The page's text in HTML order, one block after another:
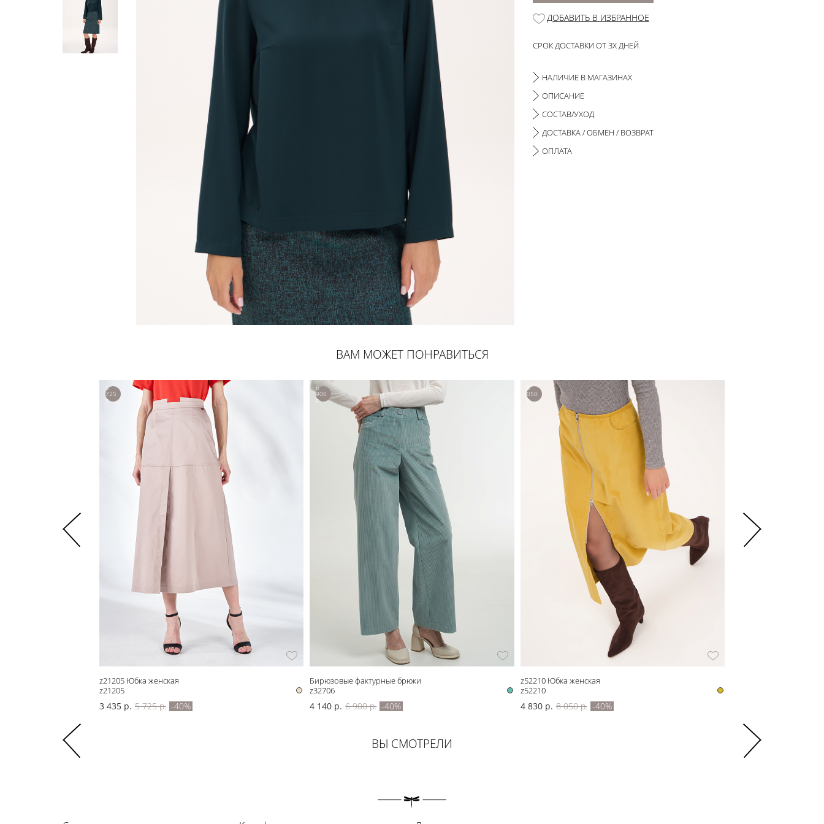
ДОБАВИТЬ В ИЗБРАННОЕ
СРОК ДОСТАВКИ ОТ 3Х ДНЕЙ
НАЛИЧИЕ В МАГАЗИНАХ
ОПИСАНИЕ
СОСТАВ/УХОД
ДОСТАВКА / ОБМЕН / ВОЗВРАТ
ОПЛАТА
ВАМ МОЖЕТ ПОНРАВИТЬСЯ
5
725
р.
z21205 Юбка женская
z21205
3 435 р. 5 725 р. -40%
6
900
р.
Бирюзовые фактурные брюки
z32706
4 140 р. 6 900 р. -40%
8
050
р.
z52210 Юбка женская
z52210
4 830 р. 8 050 р. -40%
ВЫ СМОТРЕЛИ
Кардиганы
Футболки